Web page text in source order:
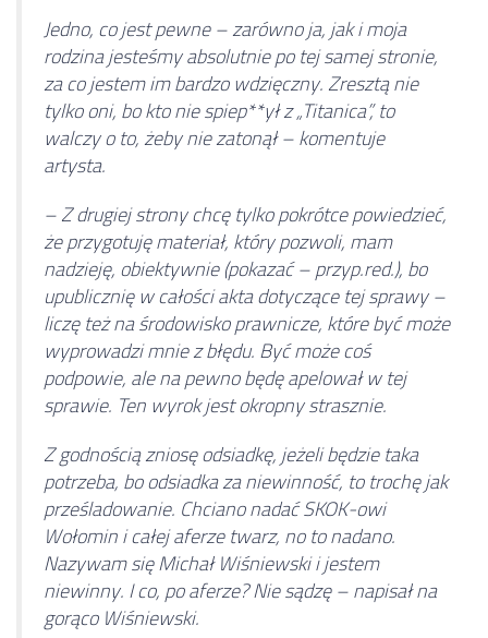
Jedno, co jest pewne – zarówno ja, jak i moja
rodzina jesteśmy absolutnie po tej samej stronie,
za co jestem im bardzo wdzięczny. Zresztą nie
tylko oni, bo kto nie spiep**ył z „Titanica”, to
walczy o to, żeby nie zatonął – komentuje
artysta.
– Z drugiej strony chcę tylko pokrótce powiedzieć,
że przygotuję materiał, który pozwoli, mam
nadzieję, obiektywnie (pokazać – przyp.red.), bo
upublicznię w całości akta dotyczące tej sprawy –
liczę też na środowisko prawnicze, które być może
wyprowadzi mnie z błędu. Być może coś
podpowie, ale na pewno będę apelował w tej
sprawie. Ten wyrok jest okropny strasznie.
Z godnością zniosę odsiadkę, jeżeli będzie taka
potrzeba, bo odsiadka za niewinność, to trochę jak
prześladowanie. Chciano nadać SKOK-owi
Wołomin i całej aferze twarz, no to nadano.
Nazywam się Michał Wiśniewski i jestem
niewinny. I co, po aferze? Nie sądzę – napisał na
gorąco Wiśniewski.